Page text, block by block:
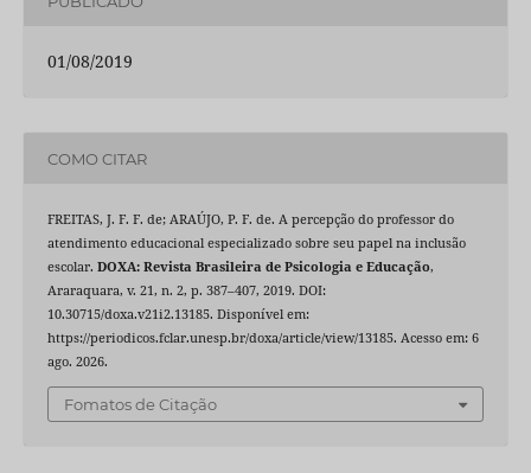
01/08/2019
COMO CITAR
FREITAS, J. F. F. de; ARAÚJO, P. F. de. A percepção do professor do
atendimento educacional especializado sobre seu papel na inclusão
escolar. DOXA: Revista Brasileira de Psicologia e Educação,
Araraquara, v. 21, n. 2, p. 387–407, 2019. DOI:
10.30715/doxa.v21i2.13185. Disponível em:
https://periodicos.fclar.unesp.br/doxa/article/view/13185. Acesso em: 6
ago. 2026.
Fomatos de Citação